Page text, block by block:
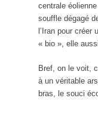
centrale
souffle dégagé
l’Iran pour créer
« bio », elle
Bref, on le voit,
à un véritable
bras, le souci